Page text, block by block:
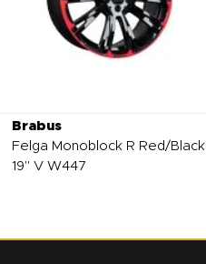
Brabus
Felga Monoblock R Red/Black
19" V W447